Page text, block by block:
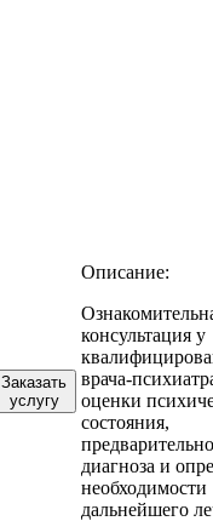
Заказать
услугу
Описание:
консультация у
врача-
оценки
состояния,
диагноза и
необходимости
дальнейшего